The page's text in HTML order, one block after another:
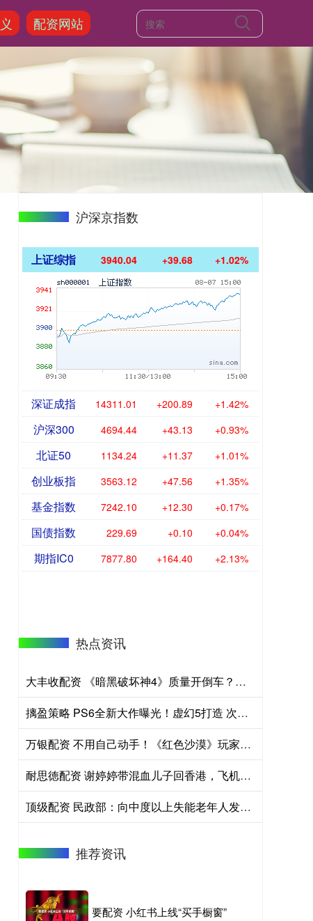
配资网站
沪深京指数
上证综指 3940.04 +39.68 +1.02%
深证成指 14311.01 +200.89 +1.42%
沪深300 4694.44 +43.13 +0.93%
北证50 1134.24 +11.37 +1.01%
创业板指 3563.12 +47.56 +1.35%
基金指数 7242.10 +12.30 +0.17%
国债指数 229.69 +0.10 +0.04%
期指IC0 7877.80 +164.40 +2.13%
热点资讯
大丰收配资 《暗黑破坏神4》质量开倒车？新赛季缺乏创新内容
摛盈策略 PS6全新大作曝光！虚幻5打造 次世代品质
万银配资 不用自己动手！《红色沙漠》玩家可派遣NPC完成任务
耐思徳配资 谢婷婷带混血儿子回香港，飞机上晒儿子正脸照，长相俊俏像极父亲
顶级配资 民政部：向中度以上失能老年人发放养老服务消费补贴，受益老年人达89.2万人
推荐资讯
要配资 小红书上线“买手橱窗”